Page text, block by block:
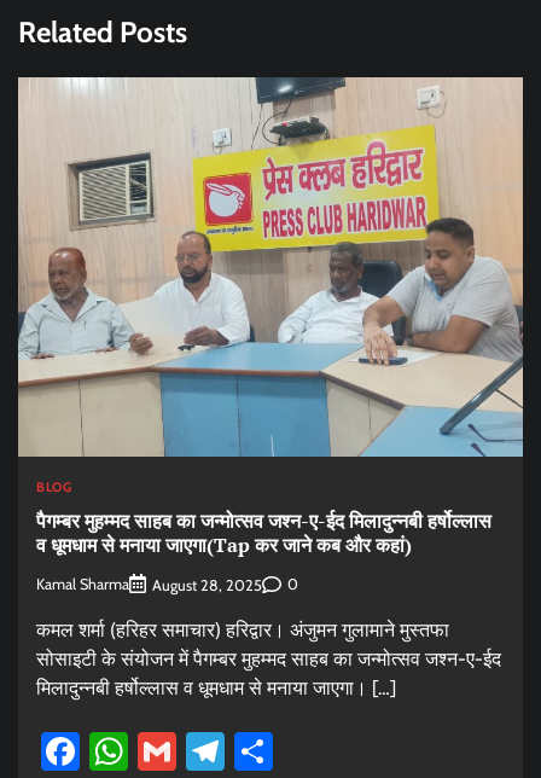
Related Posts
BLOG
पैगम्बर मुहम्मद साहब का जन्मोत्सव जश्न-ए-ईद मिलादुन्नबी हर्षोल्लास
व धूमधाम से मनाया जाएगा(Tap कर जाने कब और कहां)
Kamal Sharma August 28, 2025 0
कमल शर्मा (हरिहर समाचार) हरिद्वार। अंजुमन गुलामाने मुस्तफा
सोसाइटी के संयोजन में पैगम्बर मुहम्मद साहब का जन्मोत्सव जश्न-ए-ईद
मिलादुन्नबी हर्षोल्लास व धूमधाम से मनाया जाएगा। […]
Facebook
WhatsApp
GmailTelegram